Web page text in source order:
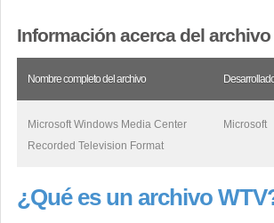
Información acerca del archivo
Nombre completo del archivo
Microsoft Windows Media Center
Recorded Television Format
Microsoft
¿Qué es un archivo